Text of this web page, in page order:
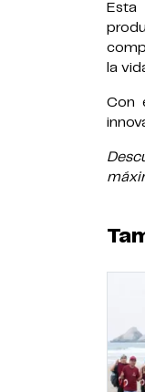
Esta
la
Con